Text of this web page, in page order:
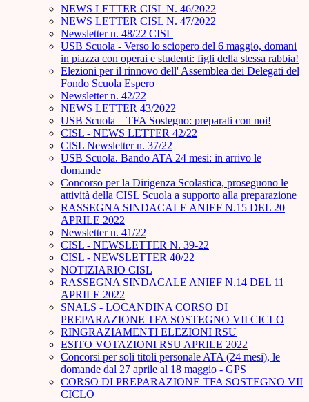
NEWS LETTER CISL N. 46/2022
NEWS LETTER CISL N. 47/2022
Newsletter n. 48/22 CISL
USB Scuola - Verso lo sciopero del 6 maggio, domani
in piazza con operai e studenti: figli della stessa rabbia!
Elezioni per il rinnovo dell' Assemblea dei Delegati del
Fondo Scuola Espero
Newsletter n. 42/22
NEWS LETTER 43/2022
USB Scuola – TFA Sostegno: preparati con noi!
CISL - NEWS LETTER 42/22
CISL Newsletter n. 37/22
USB Scuola. Bando ATA 24 mesi: in arrivo le
domande
Concorso per la Dirigenza Scolastica, proseguono le
attività della CISL Scuola a supporto alla preparazione
RASSEGNA SINDACALE ANIEF N.15 DEL 20
APRILE 2022
Newsletter n. 41/22
CISL - NEWSLETTER N. 39-22
CISL - NEWSLETTER 40/22
NOTIZIARIO CISL
RASSEGNA SINDACALE ANIEF N.14 DEL 11
APRILE 2022
SNALS - LOCANDINA CORSO DI
PREPARAZIONE TFA SOSTEGNO VII CICLO
RINGRAZIAMENTI ELEZIONI RSU
ESITO VOTAZIONI RSU APRILE 2022
Concorsi per soli titoli personale ATA (24 mesi), le
domande dal 27 aprile al 18 maggio - GPS
CORSO DI PREPARAZIONE TFA SOSTEGNO VII
CICLO